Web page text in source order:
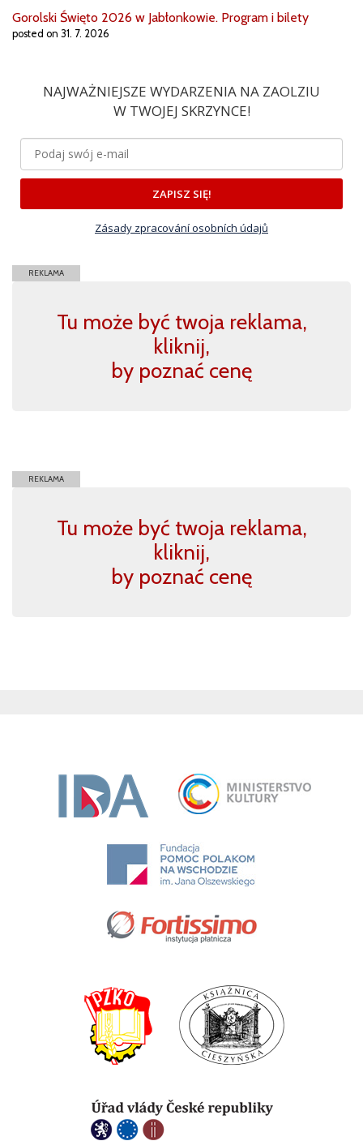
Gorolski Święto 2026 w Jabłonkowie. Program i bilety
posted on 31. 7. 2026
NAJWAŻNIEJSZE WYDARZENIA NA ZAOLZIU
W TWOJEJ SKRZYNCE!
ZAPISZ SIĘ!
Zásady zpracování osobních údajů
REKLAMA
Tu może być twoja reklama,
kliknij,
by poznać cenę
REKLAMA
Tu może być twoja reklama,
kliknij,
by poznać cenę